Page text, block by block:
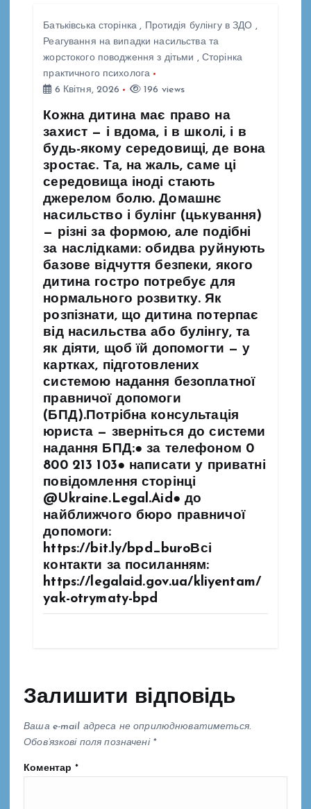
Батьківська сторінка , Протидія булінгу в ЗДО ,
Реагування на випадки насильства та
жорстокого поводження з дітьми , Сторінка
практичного психолога
6 Квітня, 2026
196 views
Кожна дитина має право на
захист — і вдома, і в школі, і в
будь-якому середовищі, де вона
зростає. Та, на жаль, саме ці
середовища іноді стають
джерелом болю. Домашнє
насильство і булінг (цькування)
— різні за формою, але подібні
за наслідками: обидва руйнують
базове відчуття безпеки, якого
дитина гостро потребує для
нормального розвитку. Як
розпізнати, що дитина потерпає
від насильства або булінгу, та
як діяти, щоб їй допомогти — у
картках, підготовлених
системою надання безоплатної
правничої допомоги
(БПД).Потрібна консультація
юриста — зверніться до системи
надання БПД:● за телефоном 0
800 213 103● написати у приватні
повідомлення сторінці
@Ukraine.Legal.Aid● до
найближчого бюро правничої
допомоги:
https://bit.ly/bpd_buroВсі
контакти за посиланням:
https://legalaid.gov.ua/kliyentam/
yak-otrymaty-bpd
Залишити відповідь
Ваша e-mail адреса не оприлюднюватиметься.
Обов’язкові поля позначені *
Коментар*